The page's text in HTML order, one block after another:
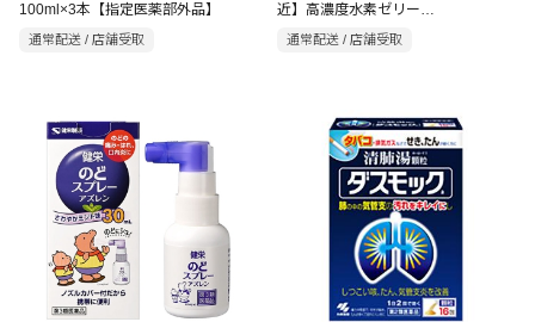
100ml×3本【指定医薬部外品】
通常配送 / 店舗受取
近】高濃度水素ゼリー
VitaminC&VitaminD レモン風味
10g×31本入り【機能性表示食品】
通常配送 / 店舗受取